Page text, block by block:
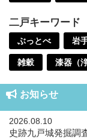
二戸キーワード
ぶっとべ 岩
雑穀 漆器（
お知らせ
2026.08.10
史跡九戸城発掘調